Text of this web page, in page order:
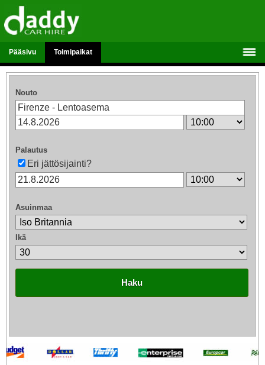
Pääsivu Toimipaikat
Nouto
Palautus
Eri jättösijainti?
Asuinmaa
Ikä
Haku